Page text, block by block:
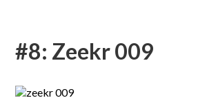
#8: Zeekr 009